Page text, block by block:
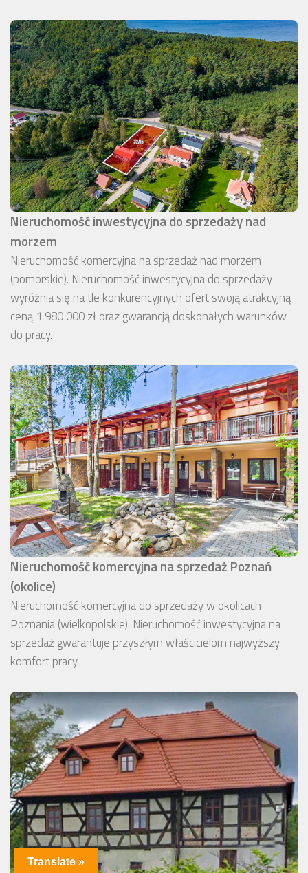
Nieruchomość inwestycyjna do sprzedaży nad
morzem
Nieruchomość komercyjna na sprzedaż nad morzem
(pomorskie). Nieruchomość inwestycyjna do sprzedaży
wyróżnia się na tle konkurencyjnych ofert swoją atrakcyjną
ceną 1 980 000 zł oraz gwarancją doskonałych warunków
do pracy.
Nieruchomość komercyjna na sprzedaż Poznań
(okolice)
Nieruchomość komercyjna do sprzedaży w okolicach
Poznania (wielkopolskie). Nieruchomość inwestycyjna na
sprzedaż gwarantuje przyszłym właścicielom najwyższy
komfort pracy.
Translate »